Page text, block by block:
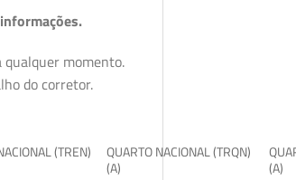
qualquer momento.
do corretor.
(TREN)
QUARTO NACIONAL (TRQN)
(A)
(A)